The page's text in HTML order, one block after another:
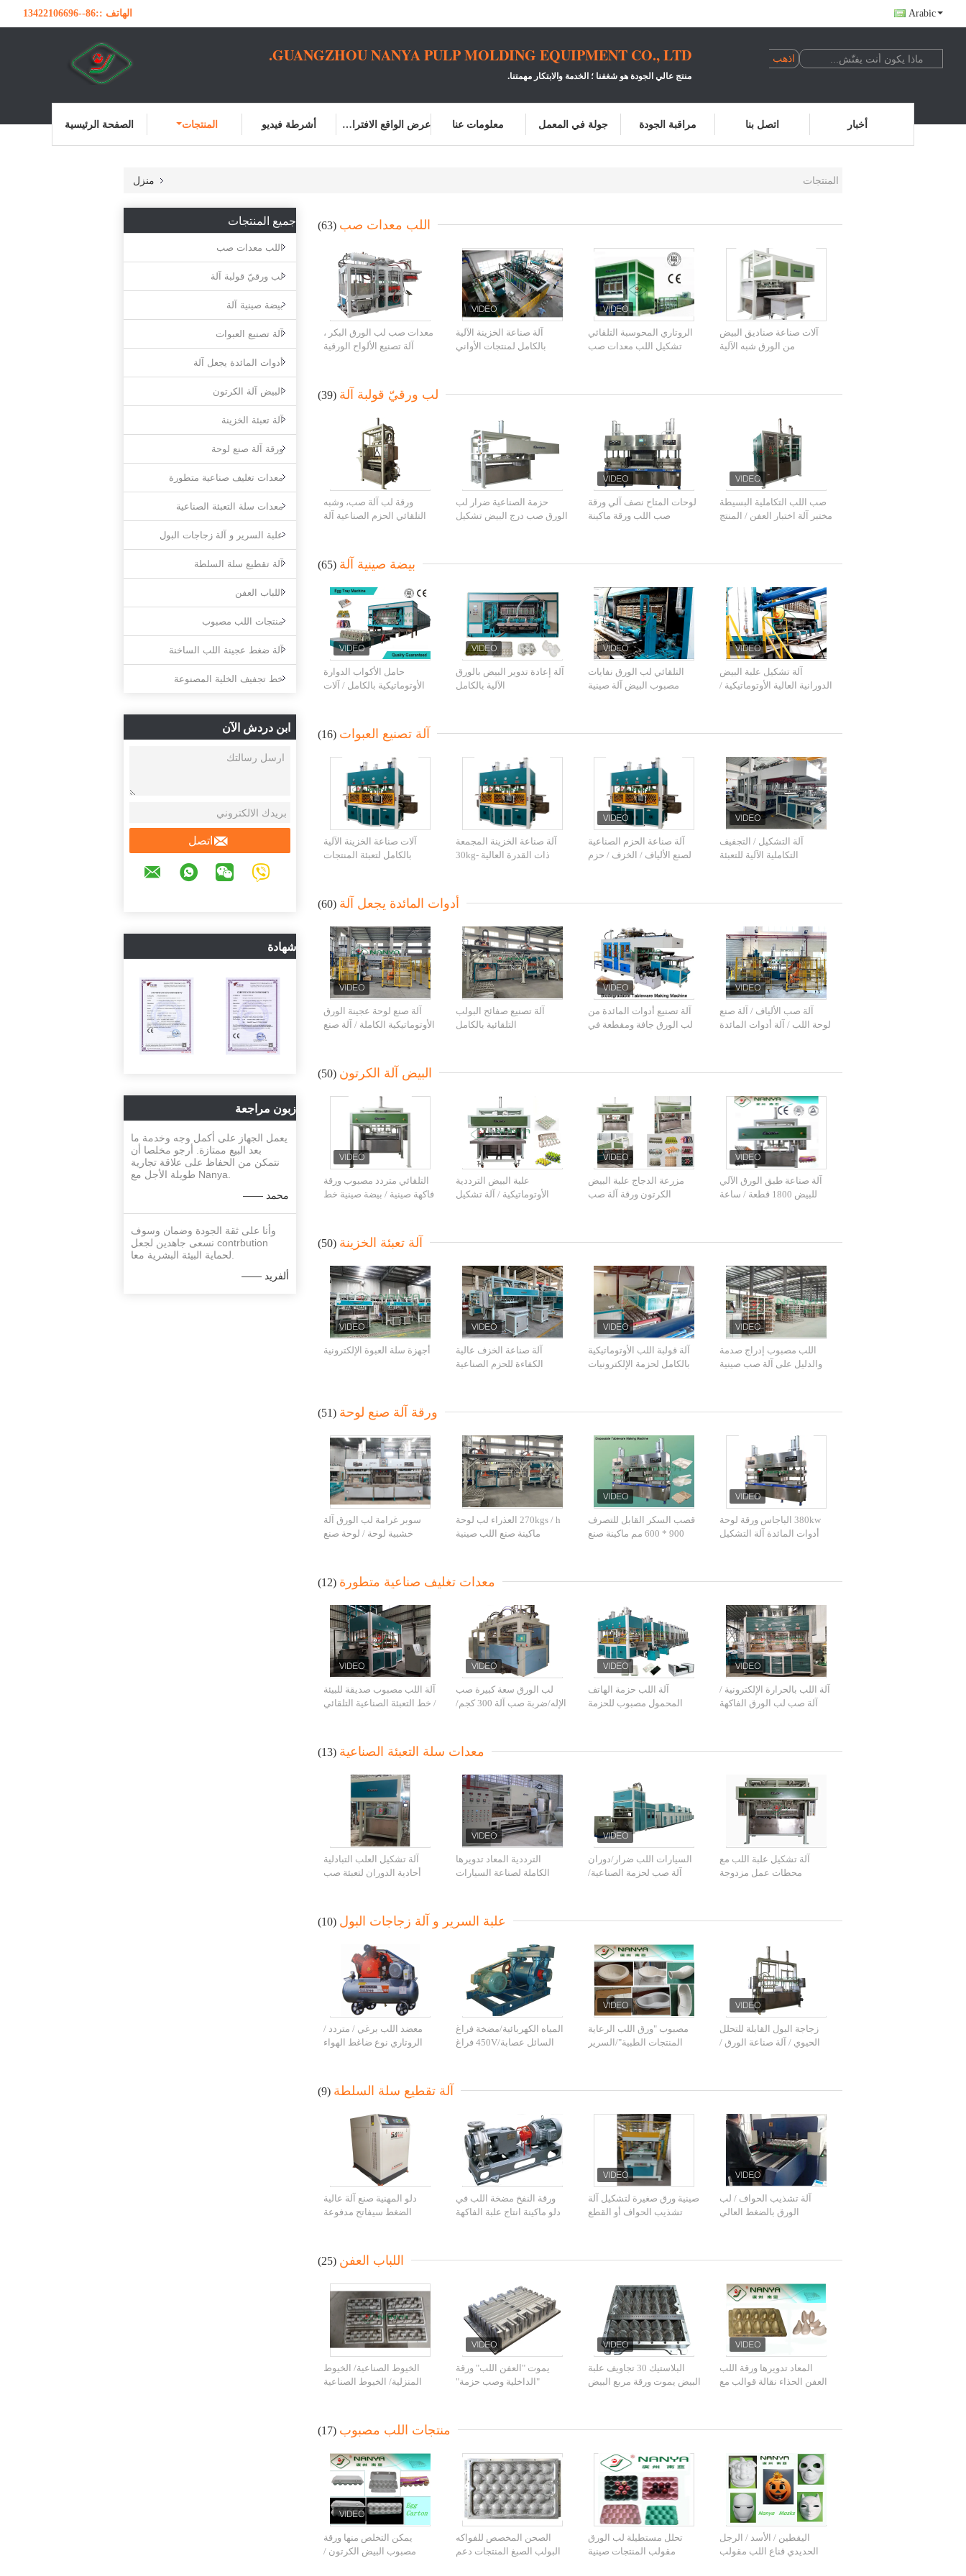
الهاتف ::86--13422106696 Arabic
GUANGZHOU NANYA PULP MOLDING EQUIPMENT CO., LTD.
منتج عالي الجودة هو شغفنا ؛ الخدمة والابتكار مهمتنا.
الصفحة الرئيسية المنتجات أشرطة فيديو عرض الواقع الافتراضي معلومات عنا جولة في المعمل مراقبة الجودة اتصل بنا أخبار
منزل المنتجات
جميع المنتجات
اللب معدات صب
لب ورقيّ قولبة آلة
بيضة صينية آلة
آلة تصنيع العبوات
أدوات المائدة يجعل آلة
البيض آلة الكرتون
آلة تعبئة الخزينة
ورقة آلة صنع لوحة
معدات تغليف صناعية متطورة
معدات سلة التعبئة الصناعية
علبة السرير و آلة زجاجات البول
آلة تقطيع سلة السلطة
اللباب العفن
منتجات اللب مصبوب
آلة ضغط عجينة اللب الساخنة
خط تجفيف الخلية المصنوعة
ابن دردش الآن
اتصل
شهادة
زبون مراجعة
يعمل الجهاز على أكمل وجه وخدمة ما
بعد البيع ممتازة. أرجو مخلصا أن
نتمكن من الحفاظ على علاقة تجارية
طويلة الأجل مع Nanya.
—— محمد
وأنا على ثقة الجودة وضمان وسوف
نسعى جاهدين لجعل contrbution
—— ألفريد
اللب معدات صب (63)
معدات صب لب الورق البكر ،
آلة تصنيع الألواح الورقية
آلة صناعة الخزينة الآلية
بالكامل لمنتجات الأواني
الروتاري المحوسبة التلقائي
تشكيل اللب معدات صب
آلات صناعة صناديق البيض
من الورق شبه الآلية
لب ورقيّ قولبة آلة (39)
ورقة لب آلة صب، وشبه
التلقائي الحزم الصناعية آلة
حزمة الصناعية ضرار لب
الورق صب درج البيض تشكيل
لوحات المتاح نصف آلي ورقة
صب اللب ورقة ماكينة
صب اللب التكاملية البسيطة
مختبر آلة اختبار العفن / المنتج
بيضة صينية آلة (65)
حامل الأكواب الدوارة
الأوتوماتيكية بالكامل / آلات
آلة إعادة تدوير البيض بالورق
الآلية بالكامل
التلقائي لب الورق نفايات
مصبوب البيض آلة صينية
آلة تشكيل علبة البيض
الدورانية العالية الأوتوماتيكية /
آلة تصنيع العبوات (16)
آلات صناعة الخزينة الآلية
بالكامل لتعبئة المنتجات
آلة صناعة الخزينة المجمعة
ذات القدرة العالية 30kg-
آلة صناعة الحزم الصناعية
لصنع الألياف / الخزف / حزم
آلة التشكيل / التجفيف
التكاملية الآلية للتعبئة
أدوات المائدة يجعل آلة (60)
آلة صنع لوحة عجينة الورق
الأوتوماتيكية الكاملة / آلة صنع
آلة تصنيع صفائح البولب
التلقائية بالكامل
آلة تصنيع أدوات المائدة من
لب الورق جافة ومقطعة في
آلة صب الألياف / آلة صنع
لوحة اللب / آلة أدوات المائدة
البيض آلة الكرتون (50)
التلقائي متردد مصبوب ورقة
فاكهة صينية / بيضة صينية خط
علبة البيض الترددية
الأوتوماتيكية / آلة تشكيل
مزرعة الدجاج علبة البيض
الكرتون ورقة آلة صب
آلة صناعة طبق الورق الآلي
للبيض 1800 قطعة / ساعة
آلة تعبئة الخزينة (50)
أجهزة سلة العبوة الإلكترونية
آلة صناعة الخزف عالية
الكفاءة للحزم الصناعية
آلة قولبة اللب الأوتوماتيكية
بالكامل لحزمة الإلكترونيات
اللب مصبوب إدراج صدمة
والدليل على آلة صب صينية
ورقة آلة صنع لوحة (51)
سوبر غرامة لب الورق آلة
خشبية لوحة / لوحة صنع
270kgs / h العذراء لب لوحة
ماكينة صنع اللب صينية
قصب السكر القابل للتصرف
900 * 600 مم ماكينة صنع
380kw الباجاس ورقة لوحة
أدوات المائدة آلة التشكيل
معدات تغليف صناعية متطورة (12)
آلة اللب مصبوب صديقة للبيئة
/ خط التعبئة الصناعية التلقائي
لب الورق سعة كبيرة صب
الإله/ضربة صب آلة 300 كجم/
آلة اللب حزمة الهاتف
المحمول مصبوب للحزمة
آلة اللب بالحرارة الإلكترونية /
آلة صب لب الورق الفاكهة
معدات سلة التعبئة الصناعية (13)
آلة تشكيل العلب التبادلية
أحادية الدوران لتعبئة صب
الترددية المعاد تدويرها
الكاملة لصناعة السيارات
السيارات اللب ضرار/دوران
آلة صب لحزمة الصناعية/
آلة تشكيل علبة اللب مع
محطات عمل مزدوجة
علبة السرير و آلة زجاجات البول (10)
معضد اللب برغي / متردد /
الروتاري نوع ضاغط الهواء
المياه الكهربائية/مضخة فراغ
السائل عصابة/450V فراغ
مصبوب "ورق اللب الرعاية
المنتجات الطبية"/السرير
زجاجة البول القابلة للتحلل
الحيوي / آلة صناعة الورق /
آلة تقطيع سلة السلطة (9)
دلو المهنية صنع آلة عالية
الضغط سيفاتح مدفوعة
ورقة النفخ مضخة اللب في
دلو ماكينة انتاج علبة الفاكهة
صينية ورق صغيرة لتشكيل آلة
تشذيب الحواف أو القطع
آلة تشذيب الحواف / لب
الورق بالضغط العالي
اللباب العفن (25)
الخيوط الصناعية/ الخيوط
المنزلية/ الخيوط الصناعية
يموت "العفن اللب" ورقة
"الداخلية وصب حزمة"
البلاستيك 30 تجاويف علبة
البيض يموت ورقة مربع البيض
المعاد تدويرها ورقة اللب
العفن الحذاء نقالة قوالب مع
منتجات اللب مصبوب (17)
يمكن التخلص منها ورقة
مصبوب البيض الكرتون /
الصحن المخصص للفواكه
البولب الصبغ المنتجات دعم
تحلل مستطيلة لب الورق
مقولب المنتجات صينية
اليقطين / الأسد / الرجل
الحديدي قناع اللب مقولب